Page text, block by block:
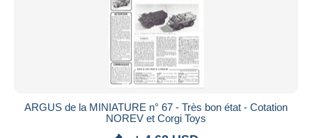
ARGUS de la MINIATURE n° 67 - Très bon état - Cotation
NOREV et Corgi Toys